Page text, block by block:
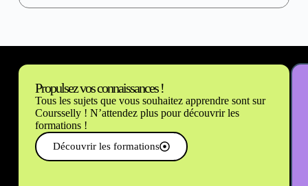
Propulsez vos connaissances !
Tous les sujets que vous souhaitez apprendre sont sur
Coursselly ! N’attendez plus pour découvrir les
formations !
Découvrir les formations